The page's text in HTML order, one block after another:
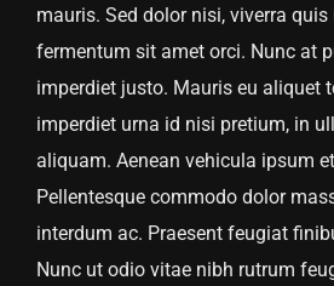
mauris. Sed dolor nisi, viverra quis
fermentum sit amet orci. Nunc at
imperdiet justo. Mauris eu aliquet
imperdiet urna id nisi pretium, in
aliquam. Aenean vehicula ipsum
Pellentesque commodo dolor
interdum ac. Praesent feugiat
Nunc ut odio vitae nibh rutrum